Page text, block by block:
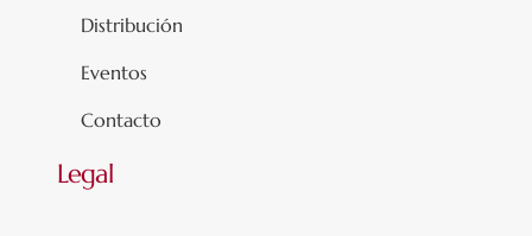
Distribución
Eventos
Contacto
Legal